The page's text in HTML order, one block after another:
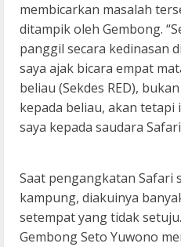
membicarkan masalah
ditampik oleh Gembong.
panggil secara kedinasan
saya ajak bicara empat
beliau (Sekdes RED),
kepada beliau, akan
saya kepada saudara
Saat pengangkatan Safari
kampung, diakuinya
setempat yang tidak setuju.
Gembong Seto Yuwono